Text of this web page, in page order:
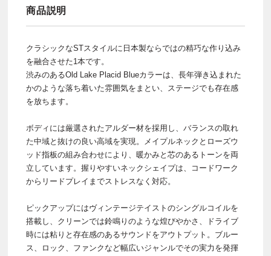
商品説明
クラシックなSTスタイルに日本製ならではの精巧な作り込み
を融合させた1本です。
渋みのあるOld Lake Placid Blueカラーは、長年弾き込まれた
かのような落ち着いた雰囲気をまとい、ステージでも存在感
を放ちます。
ボディには厳選されたアルダー材を採用し、バランスの取れ
た中域と抜けの良い高域を実現。メイプルネックとローズウ
ッド指板の組み合わせにより、暖かみと芯のあるトーンを両
立しています。握りやすいネックシェイプは、コードワーク
からリードプレイまでストレスなく対応。
ピックアップにはヴィンテージテイストのシングルコイルを
搭載し、クリーンでは鈴鳴りのような煌びやかさ、ドライブ
時には粘りと存在感のあるサウンドをアウトプット。ブルー
ス、ロック、ファンクなど幅広いジャンルでその実力を発揮